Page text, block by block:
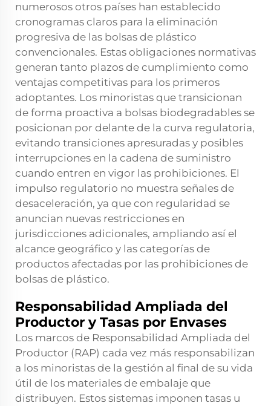
numerosos otros países han establecido
cronogramas claros para la eliminación
progresiva de las bolsas de plástico
convencionales. Estas obligaciones normativas
generan tanto plazos de cumplimiento como
ventajas competitivas para los primeros
adoptantes. Los minoristas que transicionan
de forma proactiva a bolsas biodegradables se
posicionan por delante de la curva regulatoria,
evitando transiciones apresuradas y posibles
interrupciones en la cadena de suministro
cuando entren en vigor las prohibiciones. El
impulso regulatorio no muestra señales de
desaceleración, ya que con regularidad se
anuncian nuevas restricciones en
jurisdicciones adicionales, ampliando así el
alcance geográfico y las categorías de
productos afectadas por las prohibiciones de
bolsas de plástico.
Responsabilidad Ampliada del
Productor y Tasas por Envases
Los marcos de Responsabilidad Ampliada del
Productor (RAP) cada vez más responsabilizan
a los minoristas de la gestión al final de su vida
útil de los materiales de embalaje que
distribuyen. Estos sistemas imponen tasas u